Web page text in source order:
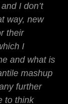
I don’t
way, new
their
I
and what is
mashup
further
to think